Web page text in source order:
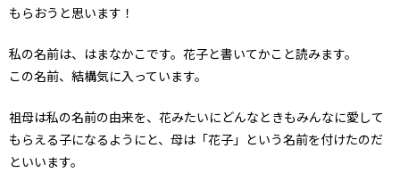
もらおうと思います！
私の名前は、はまなかこです。花子と書いてかこと読みます。
この名前、結構気に入っています。
祖母は私の名前の由来を、花みたいにどんなときもみんなに愛して
もらえる子になるようにと、母は「花子」という名前を付けたのだ
といいます。